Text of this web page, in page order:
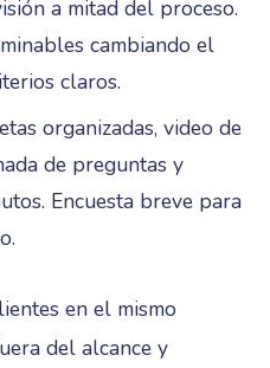
a mitad del proceso.
cambiando el
claros.
organizadas, video de
de preguntas y
Encuesta breve para
en el mismo
del alcance y